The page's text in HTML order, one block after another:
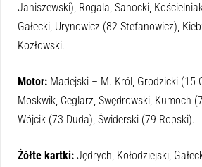
Janiszewski), Rogala, Sanocki,
Gałecki, Urynowicz (82 Stefanowicz),
Kozłowski.
Motor: Madejski – M. Król, Grodzicki (15
Moskwik, Ceglarz, Swędrowski, Kumoch
Wójcik (73 Duda), Świderski (79 Ropski).
Żółte kartki: Jędrych, Kołodziejski,